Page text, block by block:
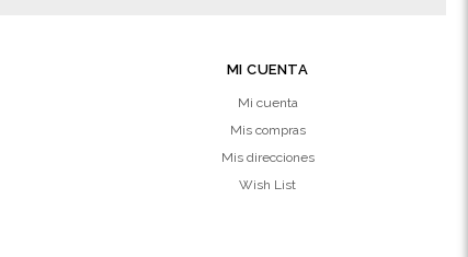
MI CUENTA
Mi cuenta
Mis compras
Mis direcciones
Wish List